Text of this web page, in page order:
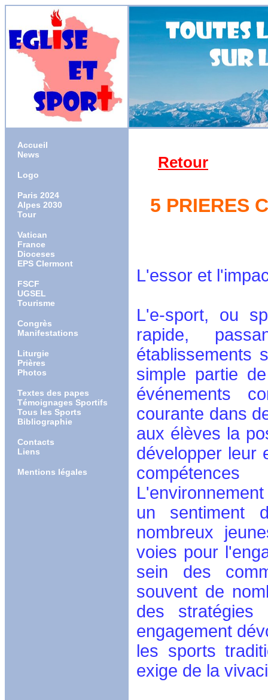
Accueil
News
Logo
Paris 2024
Alpes 2030
Tour
Vatican
France
Dioceses
EPS Clermont
FSCF
UGSEL
Tourisme
Congrès
Manifestations
Liturgie
Prières
Photos
Textes des papes
Témoignages Sportifs
Tous les Sports
Bibliographie
Contacts
Liens
Mentions légales
Retour
5 PRIERES
L'essor et
L'e-sport, ou
rapide,
établissements
simple partie
événements
courante dans
aux élèves la
développer leur
un sentiment
nombreux
voies pour
sein des
souvent de
des stratégies
engagement
les sports
exige de la